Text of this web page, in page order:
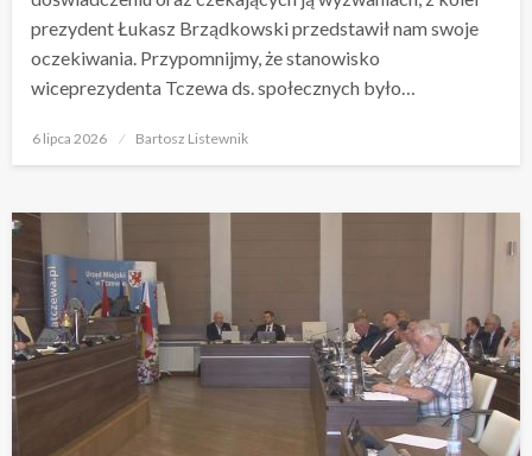
prezydent Łukasz Brządkowski przedstawił nam swoje
oczekiwania. Przypomnijmy, że stanowisko
wiceprezydenta Tczewa ds. społecznych było…
Opublikowane
6 lipca 2026 Bartosz Listewnik